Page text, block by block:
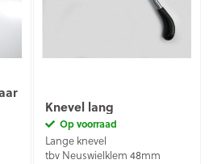
Knevel lang
Op voorraad
Lange knevel
tbv Neuswielklem 48mm